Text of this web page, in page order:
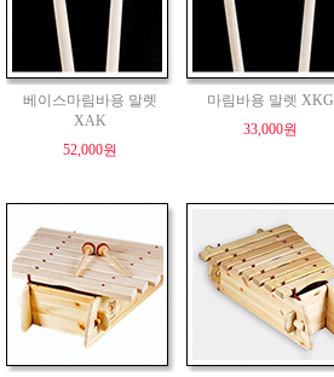
베이스마림바용 말렛
XAK
52,000원
마림바용 말렛 XKG
33,000원